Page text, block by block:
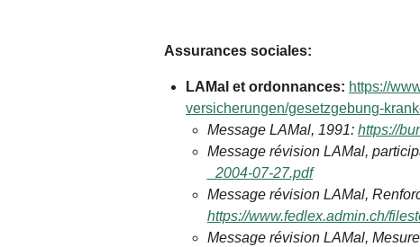
Assurances sociales:
LAMal et ordonnances: https://
versicherungen/gesetzgebung-
Message LAMal, 1991: https://
Message révision LAMal,
_2004-07-27.pdf
Message révision LAMal,
https://www.fedlex.admin.ch/
Message révision LAMal,